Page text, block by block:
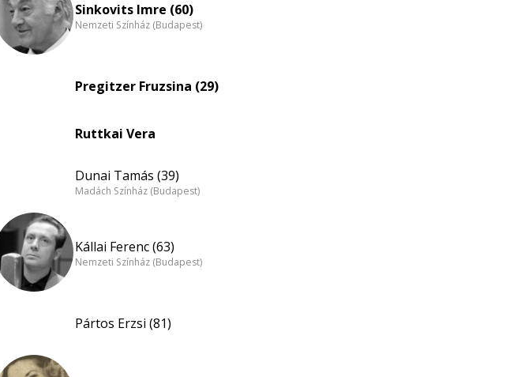
nagyítása
Sinkovits Imre (60)
Nemzeti Színház (Budapest)
Pregitzer Fruzsina (29)
Ruttkai Vera
Dunai Tamás (39)
Madách Színház (Budapest)
Kállai Ferenc (63)
Nemzeti Színház (Budapest)
Pártos Erzsi (81)